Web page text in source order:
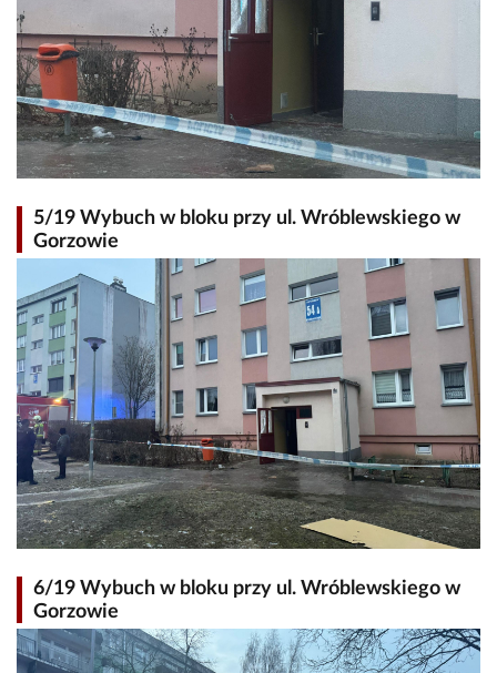
5/19 Wybuch w bloku przy ul. Wróblewskiego w
Gorzowie
6/19 Wybuch w bloku przy ul. Wróblewskiego w
Gorzowie